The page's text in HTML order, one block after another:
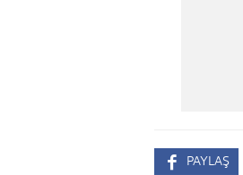
PAYLAŞ